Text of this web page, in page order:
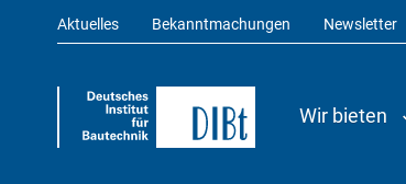
Aktuelles Bekanntmachungen Newsletter
Wir bieten